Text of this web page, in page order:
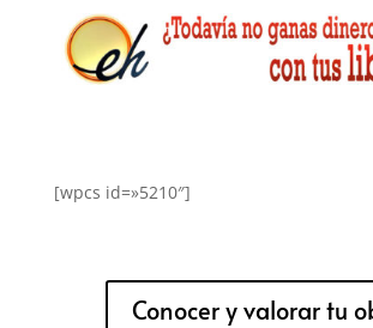
[wpcs id=»5210″]
Conocer y valorar tu